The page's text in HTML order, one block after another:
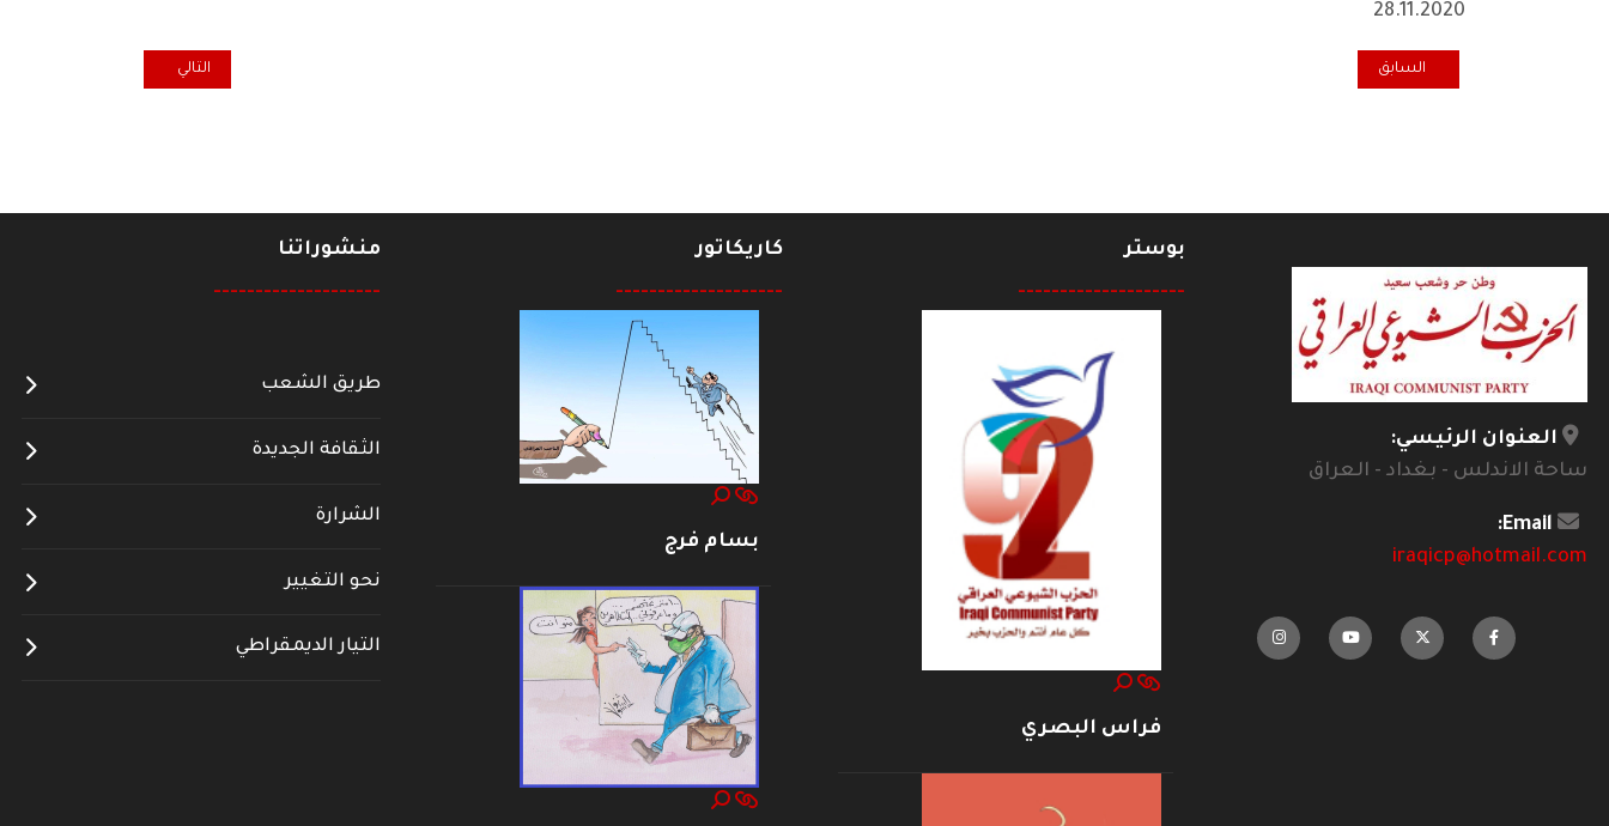
28.11.2020
المقال السابق: تعزية منظمة الحزب في تشيكيا للرفيق الدكتور خير الله رستم بوفاة شقيقه
السابق المقال التالي: تعاز ومواساة
التالي
العنوان الرئيسي:
ساحة الاندلس - بغداد - العراق
Email:
iraqicp@hotmail.com
بوستر
--------------------
فراس البصري
كاريكاتور
--------------------
بسام فرج
منشوراتنا
--------------------
طريق الشعب
الثقافة الجديدة
الشرارة
نحو التغيير
التيار الديمقراطي